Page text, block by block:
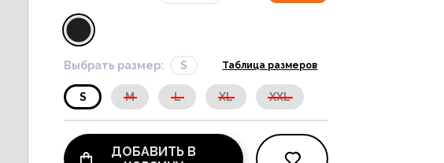
Выбрать размер: S Таблица размеров
S M L XL XXL
ДОБАВИТЬ В